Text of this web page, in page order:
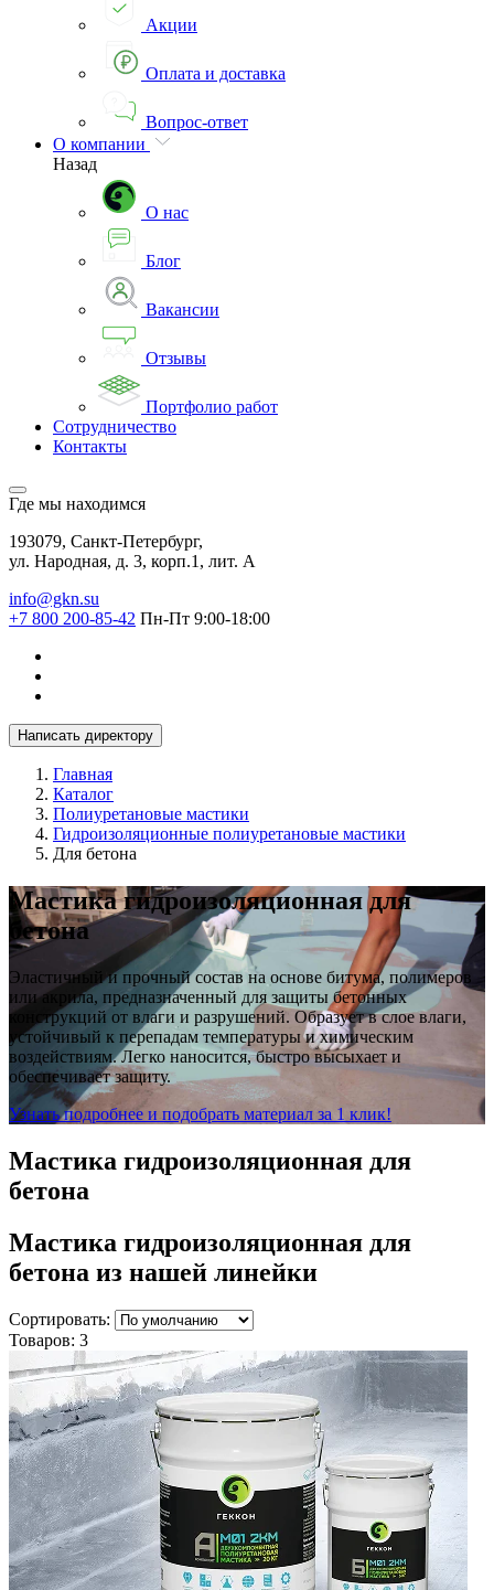
Акции
Оплата и доставка
Вопрос-ответ
О компании
Назад
О нас
Блог
Вакансии
Отзывы
Портфолио работ
Сотрудничество
Контакты
Где мы находимся
193079, Санкт-Петербург,
ул. Народная, д. 3, корп.1, лит. А
info@gkn.su
+7 800 200-85-42 Пн-Пт 9:00-18:00
Написать директору
Главная
Каталог
Полиуретановые мастики
Гидроизоляционные полиуретановые мастики
Для бетона
Мастика гидроизоляционная для
бетона
Эластичный и прочный состав на основе битума, полимеров
или акрила, предназначенный для защиты бетонных
конструкций от влаги и разрушений. Образует в слое влаги,
устойчивый к перепадам температуры и химическим
воздействиям. Легко наносится, быстро высыхает и
обеспечивает защиту.
Узнать подробнее и подобрать материал за 1 клик!
Мастика гидроизоляционная для
бетона
Мастика гидроизоляционная для
бетона из нашей линейки
Сортировать:
Товаров: 3